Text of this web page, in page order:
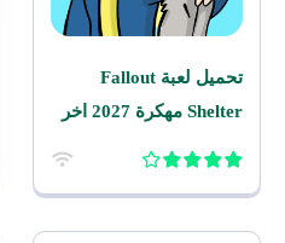
تحميل لعبة Fallout
Shelter مهكرة 2027 اخر